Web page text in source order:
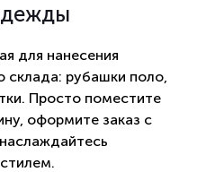
для нанесения
рубашки поло,
Просто поместите
оформите заказ с